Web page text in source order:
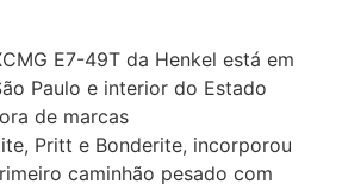
E7-49T da Henkel está em
Paulo e interior do Estado
de marcas
Pritt e Bonderite, incorporou
caminhão pesado com